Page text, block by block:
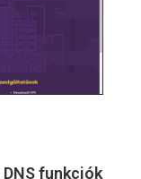
DNS funkciók